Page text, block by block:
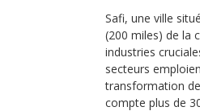
Safi, une ville
(200 miles) de la
industries
secteurs
transformation
compte plus de